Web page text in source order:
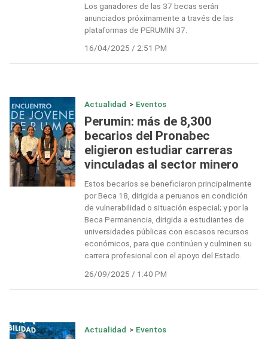
Los ganadores de las 37 becas serán
anunciados próximamente a través de las
plataformas de PERUMIN 37.
16/04/2025 / 2:51 PM
Actualidad > Eventos
Perumin: más de 8,300
becarios del Pronabec
eligieron estudiar carreras
vinculadas al sector minero
Estos becarios se beneficiaron principalmente
por Beca 18, dirigida a peruanos en condición
de vulnerabilidad o situación especial; y por la
Beca Permanencia, dirigida a estudiantes de
universidades públicas con escasos recursos
económicos, para que continúen y culminen su
carrera profesional con el apoyo del Estado.
26/09/2025 / 1:40 PM
Actualidad > Eventos